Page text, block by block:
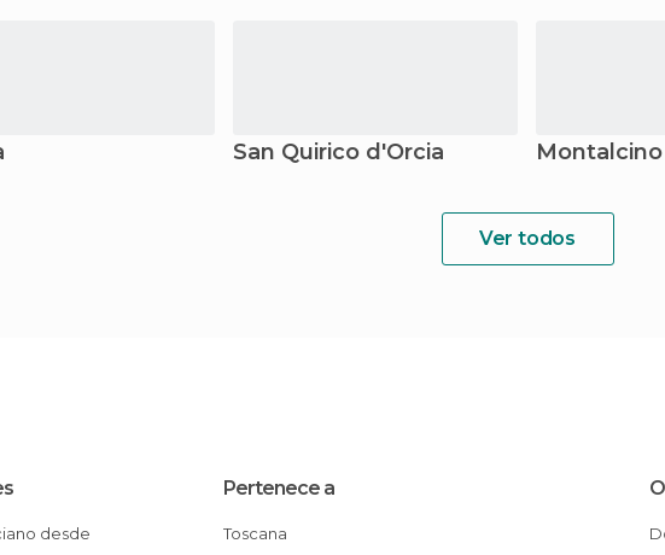
San Quirico d'Orcia Montalcino
Ver todos
Pertenece a
Toscana